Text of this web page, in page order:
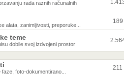
rada raznih računalnih
alata, zanimljivosti, preporuke...
189
teme
dobile svoj izdvojeni prostor
foto-dokumentirano...
211